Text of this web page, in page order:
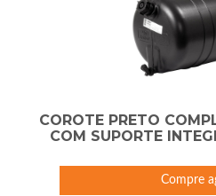
COROTE PRETO
COM SUPORTE
Compre